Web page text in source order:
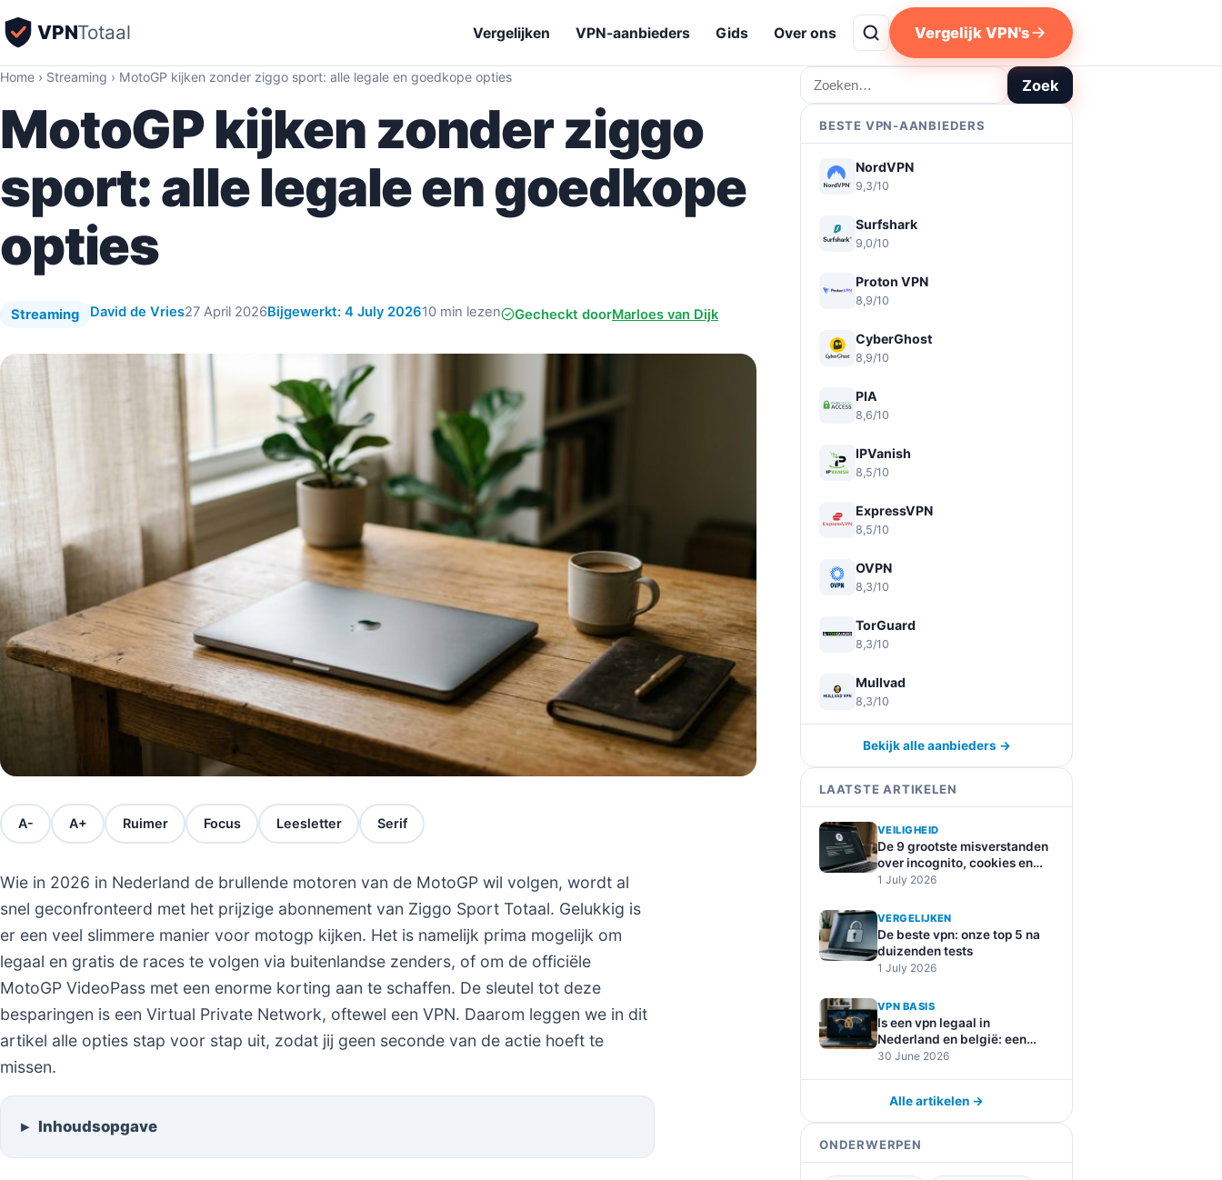
VPNTotaal Vergelijken VPN-aanbieders Gids Over ons Vergelijk VPN's
Home › Streaming › MotoGP kijken zonder ziggo sport: alle legale en goedkope opties
MotoGP kijken zonder ziggo
sport: alle legale en goedkope
opties
Streaming David de Vries27 April 2026Bijgewerkt: 4 July 202610 min lezen Gecheckt doorMarloes van Dijk
A- A+ Ruimer Focus Leesletter Serif
Wie in 2026 in Nederland de brullende motoren van de MotoGP wil volgen, wordt al
snel geconfronteerd met het prijzige abonnement van Ziggo Sport Totaal. Gelukkig is
er een veel slimmere manier voor motogp kijken. Het is namelijk prima mogelijk om
legaal en gratis de races te volgen via buitenlandse zenders, of om de officiële
MotoGP VideoPass met een enorme korting aan te schaffen. De sleutel tot deze
besparingen is een Virtual Private Network, oftewel een VPN. Daarom leggen we in dit
artikel alle opties stap voor stap uit, zodat jij geen seconde van de actie hoeft te
missen.
Inhoudsopgave
Zoeken Zoek
BESTE VPN-AANBIEDERS
NordVPN
9,3/10
Surfshark
9,0/10
Proton VPN
8,9/10
CyberGhost
8,9/10
PIA
8,6/10
IPVanish
8,5/10
ExpressVPN
8,5/10
OVPN
8,3/10
TorGuard
8,3/10
Mullvad
8,3/10
Bekijk alle aanbieders →
LAATSTE ARTIKELEN
VEILIGHEID
De 9 grootste misverstanden
over incognito, cookies en
online tracking
1 July 2026
VERGELIJKEN
De beste vpn: onze top 5 na
duizenden tests
1 July 2026
VPN BASIS
Is een vpn legaal in
Nederland en belgië: een
duidelijke uitleg
30 June 2026
Alle artikelen →
ONDERWERPEN